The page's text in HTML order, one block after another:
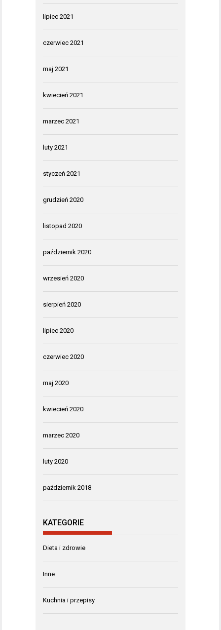
lipiec 2021
czerwiec 2021
maj 2021
kwiecień 2021
marzec 2021
luty 2021
styczeń 2021
grudzień 2020
listopad 2020
październik 2020
wrzesień 2020
sierpień 2020
lipiec 2020
czerwiec 2020
maj 2020
kwiecień 2020
marzec 2020
luty 2020
październik 2018
KATEGORIE
Dieta i zdrowie
Inne
Kuchnia i przepisy